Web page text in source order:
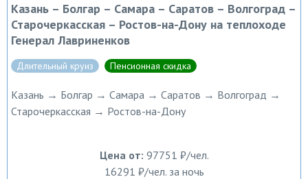
Казань – Болгар – Самара – Саратов – Волгоград –
Старочеркасская – Ростов-на-Дону на теплоходе
Генерал Лавриненков
Длительный круиз Пенсионная скидка
Казань → Болгар → Самара → Саратов → Волгоград →
Старочеркасская → Ростов-на-Дону
Цена от: 97751 ₽/чел.
16291 ₽/чел. за ночь